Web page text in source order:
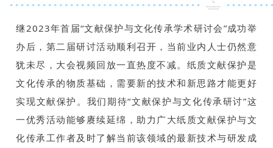
继2023年首届“文献保护与文化传承学术研讨会”成功举
办后，第二届研讨活动顺利召开，当前业内人士仍然意
犹未尽，大会视频回放一直热度不减。纸质文献保护是
文化传承的物质基础，需要新的技术和新思路才能更好
实现文献保护。我们期待“文献保护与文化传承研讨”这
一优秀活动能够赓续延绵，助力广大纸质文献保护与文
化传承工作者及时了解当前该领域的最新技术与研发成